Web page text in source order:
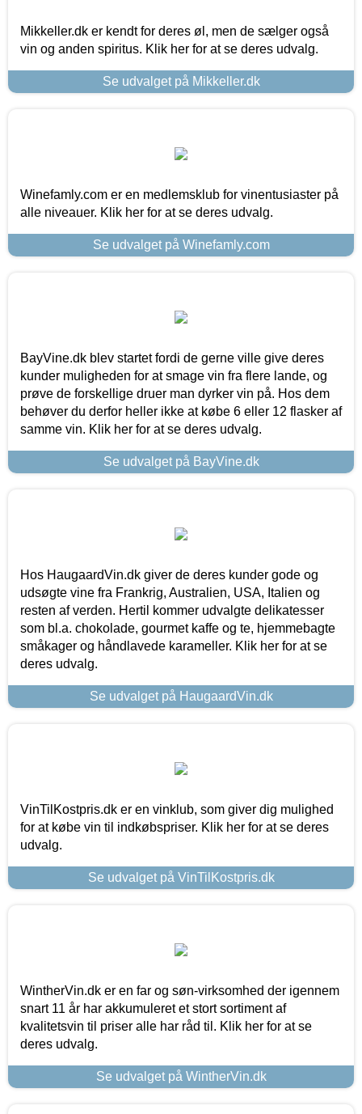
Mikkeller.dk er kendt for deres øl, men de sælger også
vin og anden spiritus. Klik her for at se deres udvalg.
Se udvalget på Mikkeller.dk
Winefamly.com er en medlemsklub for vinentusiaster på
alle niveauer. Klik her for at se deres udvalg.
Se udvalget på Winefamly.com
BayVine.dk blev startet fordi de gerne ville give deres
kunder muligheden for at smage vin fra flere lande, og
prøve de forskellige druer man dyrker vin på. Hos dem
behøver du derfor heller ikke at købe 6 eller 12 flasker af
samme vin. Klik her for at se deres udvalg.
Se udvalget på BayVine.dk
Hos HaugaardVin.dk giver de deres kunder gode og
udsøgte vine fra Frankrig, Australien, USA, Italien og
resten af verden. Hertil kommer udvalgte delikatesser
som bl.a. chokolade, gourmet kaffe og te, hjemmebagte
småkager og håndlavede karameller. Klik her for at se
deres udvalg.
Se udvalget på HaugaardVin.dk
VinTilKostpris.dk er en vinklub, som giver dig mulighed
for at købe vin til indkøbspriser. Klik her for at se deres
udvalg.
Se udvalget på VinTilKostpris.dk
WintherVin.dk er en far og søn-virksomhed der igennem
snart 11 år har akkumuleret et stort sortiment af
kvalitetsvin til priser alle har råd til. Klik her for at se
deres udvalg.
Se udvalget på WintherVin.dk